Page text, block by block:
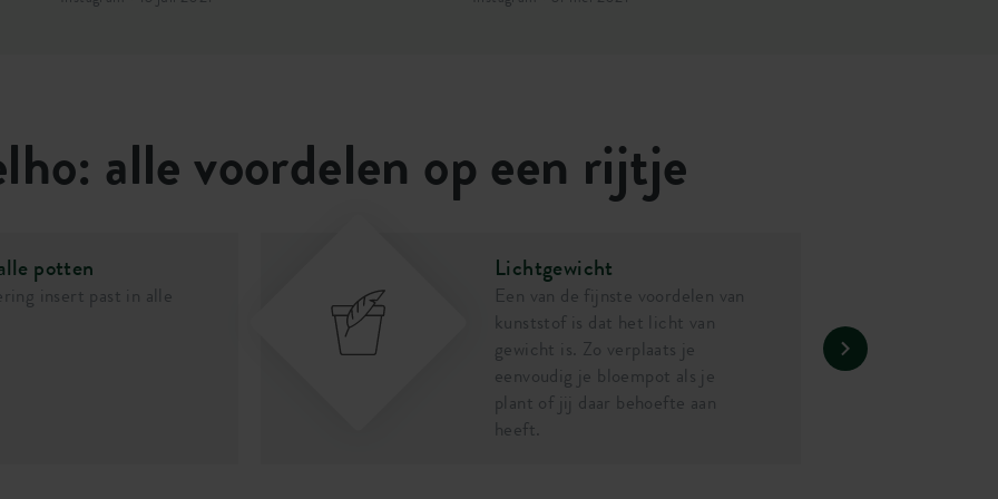
alle voordelen op een rijtje
potten
insert past in alle
Lichtgewicht
Een van de fijnste voordelen van
kunststof is dat het licht van
gewicht is. Zo verplaats je
eenvoudig je bloempot als je
plant of jij daar behoefte aan
heeft.